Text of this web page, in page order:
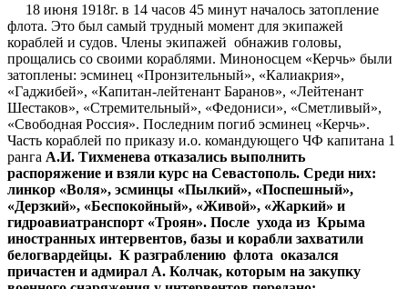
18 июня 1918г. в 14 часов 45 минут началось затопление
флота. Это был самый трудный момент для экипажей
кораблей и судов. Члены экипажей обнажив головы,
прощались со своими кораблями. Миноносцем «Керчь» были
затоплены: эсминец «Пронзительный», «Калиакрия»,
«Гаджибей», «Капитан-лейтенант Баранов», «Лейтенант
Шестаков», «Стремительный», «Федониси», «Сметливый»,
«Свободная Россия». Последним погиб эсминец «Керчь».
Часть кораблей по приказу и.о. командующего ЧФ капитана 1
ранга А.И. Тихменева отказались выполнить
распоряжение и взяли курс на Севастополь. Среди них:
линкор «Воля», эсминцы «Пылкий», «Поспешный»,
«Дерзкий», «Беспокойный», «Живой», «Жаркий» и
гидроавиатранспорт «Троян». После ухода из Крыма
иностранных интервентов, базы и корабли захватили
белогвардейцы. К разграблению флота оказался
причастен и адмирал А. Колчак, которым на закупку